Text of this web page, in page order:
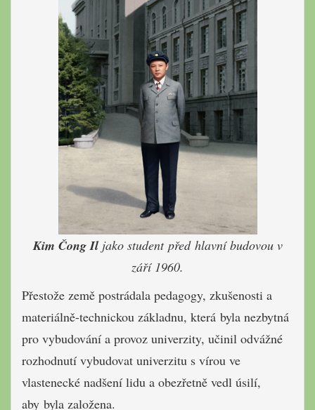
Kim Čong Iljako student před hlavní budovou v
září 1960.
Přestože země postrádala pedagogy, zkušenosti a
materiálně-technickou základnu, která byla nezbytná
pro vybudování a provoz univerzity, učinil odvážné
rozhodnutí vybudovat univerzitu s vírou ve
vlastenecké nadšení lidu a obezřetně vedl úsilí,
aby byla založena.